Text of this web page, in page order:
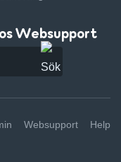
Websupport
Websupport Help